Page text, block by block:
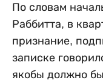
По словам
Раббитта, в
признание,
записке
якобы должно